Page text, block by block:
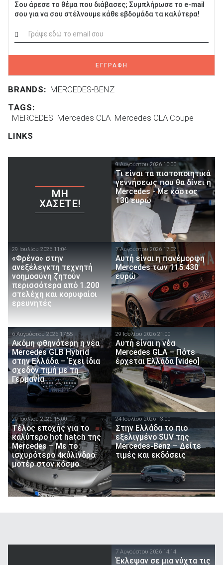
Σου άρεσε το θέμα που διάβασες; Συμπλήρωσε το e-mail
σου για να σου στέλνουμε κάθε εβδομάδα τα καλύτερα!
ΕΓΓΡΑΦΗ
BRANDS: MERCEDES-BENZ
TAGS:
MERCEDES Mercedes CLA Mercedes CLA Coupe
LINKS
ΜΗ
ΧΆΣΕΤΕ!
9 Αυγούστου 2026 10:00
Τι είναι τα πιστοποιητικά
γεννήσεως που θα δίνει η
Mercedes - Με κόστος
130 ευρώ
29 Ιουλίου 2026 11:04
«Φρένο» στην
ανεξέλεγκτη τεχνητή
νοημοσύνη ζητούν
περισσότερα από 1.200
στελέχη και κορυφαίοι
ερευνητές
7 Αυγούστου 2026 17:02
Αυτή είναι η πανέμορφη
Mercedes των 115.430
ευρώ
6 Αυγούστου 2026 17:55
Ακόμη φθηνότερη η νέα
Mercedes GLB Hybrid
στην Ελλάδα – Έχει ίδια
σχεδόν τιμή με τη
Γερμανία
29 Ιουλίου 2026 21:00
Αυτή είναι η νέα
Mercedes GLA – Πότε
έρχεται Ελλάδα [video]
29 Ιουλίου 2026 15:00
Τέλος εποχής για το
καλύτερο hot hatch της
Mercedes – Με το
ισχυρότερο 4κύλινδρο
μοτέρ στον κόσμο
24 Ιουλίου 2026 13:00
Στην Ελλάδα το πιο
εξελιγμένο SUV της
Mercedes-Benz – Δείτε
τιμές και εκδόσεις
7 Αυγούστου 2026 14:14
Έκλεψαν σε μια νύχτα τις